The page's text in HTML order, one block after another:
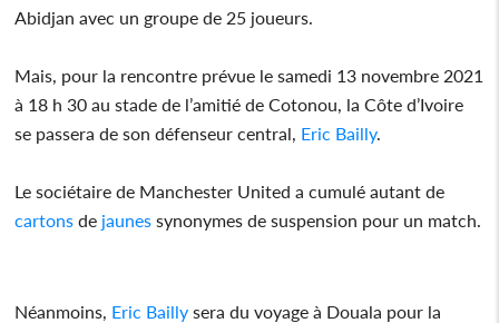
Abidjan avec un groupe de 25 joueurs.
Mais, pour la rencontre prévue le samedi 13 novembre 2021
à 18 h 30 au stade de l’amitié de Cotonou, la Côte d’Ivoire
se passera de son défenseur central, Eric Bailly.
Le sociétaire de Manchester United a cumulé autant de
cartons de jaunes synonymes de suspension pour un match.
Néanmoins, Eric Bailly sera du voyage à Douala pour la